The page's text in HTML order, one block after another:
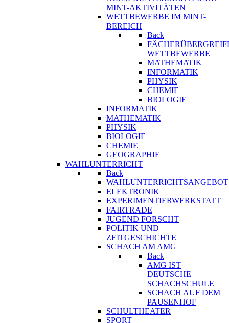
MINT-AKTIVITÄTEN
WETTBEWERBE IM MINT-
BEREICH
Back
WETTBEWERBE
MATHEMATIK
INFORMATIK
PHYSIK
CHEMIE
BIOLOGIE
INFORMATIK
MATHEMATIK
PHYSIK
BIOLOGIE
CHEMIE
GEOGRAPHIE
WAHLUNTERRICHT
Back
WAHLUNTERRICHTSANGEBOT
ELEKTRONIK
EXPERIMENTIERWERKSTATT
FAIRTRADE
JUGEND FORSCHT
POLITIK UND
ZEITGESCHICHTE
SCHACH AM AMG
Back
AMG IST
DEUTSCHE
SCHACHSCHULE
SCHACH AUF DEM
PAUSENHOF
SCHULTHEATER
SPORT